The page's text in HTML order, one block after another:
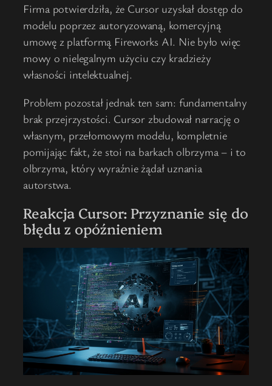
Firma potwierdziła, że Cursor uzyskał dostęp do
modelu poprzez autoryzowaną, komercyjną
umowę z platformą Fireworks AI. Nie było więc
mowy o nielegalnym użyciu czy kradzieży
własności intelektualnej.
Problem pozostał jednak ten sam: fundamentalny
brak przejrzystości. Cursor zbudował narrację o
własnym, przełomowym modelu, kompletnie
pomijając fakt, że stoi na barkach olbrzyma – i to
olbrzyma, który wyraźnie żądał uznania
autorstwa.
Reakcja Cursor: Przyznanie się do
błędu z opóźnieniem